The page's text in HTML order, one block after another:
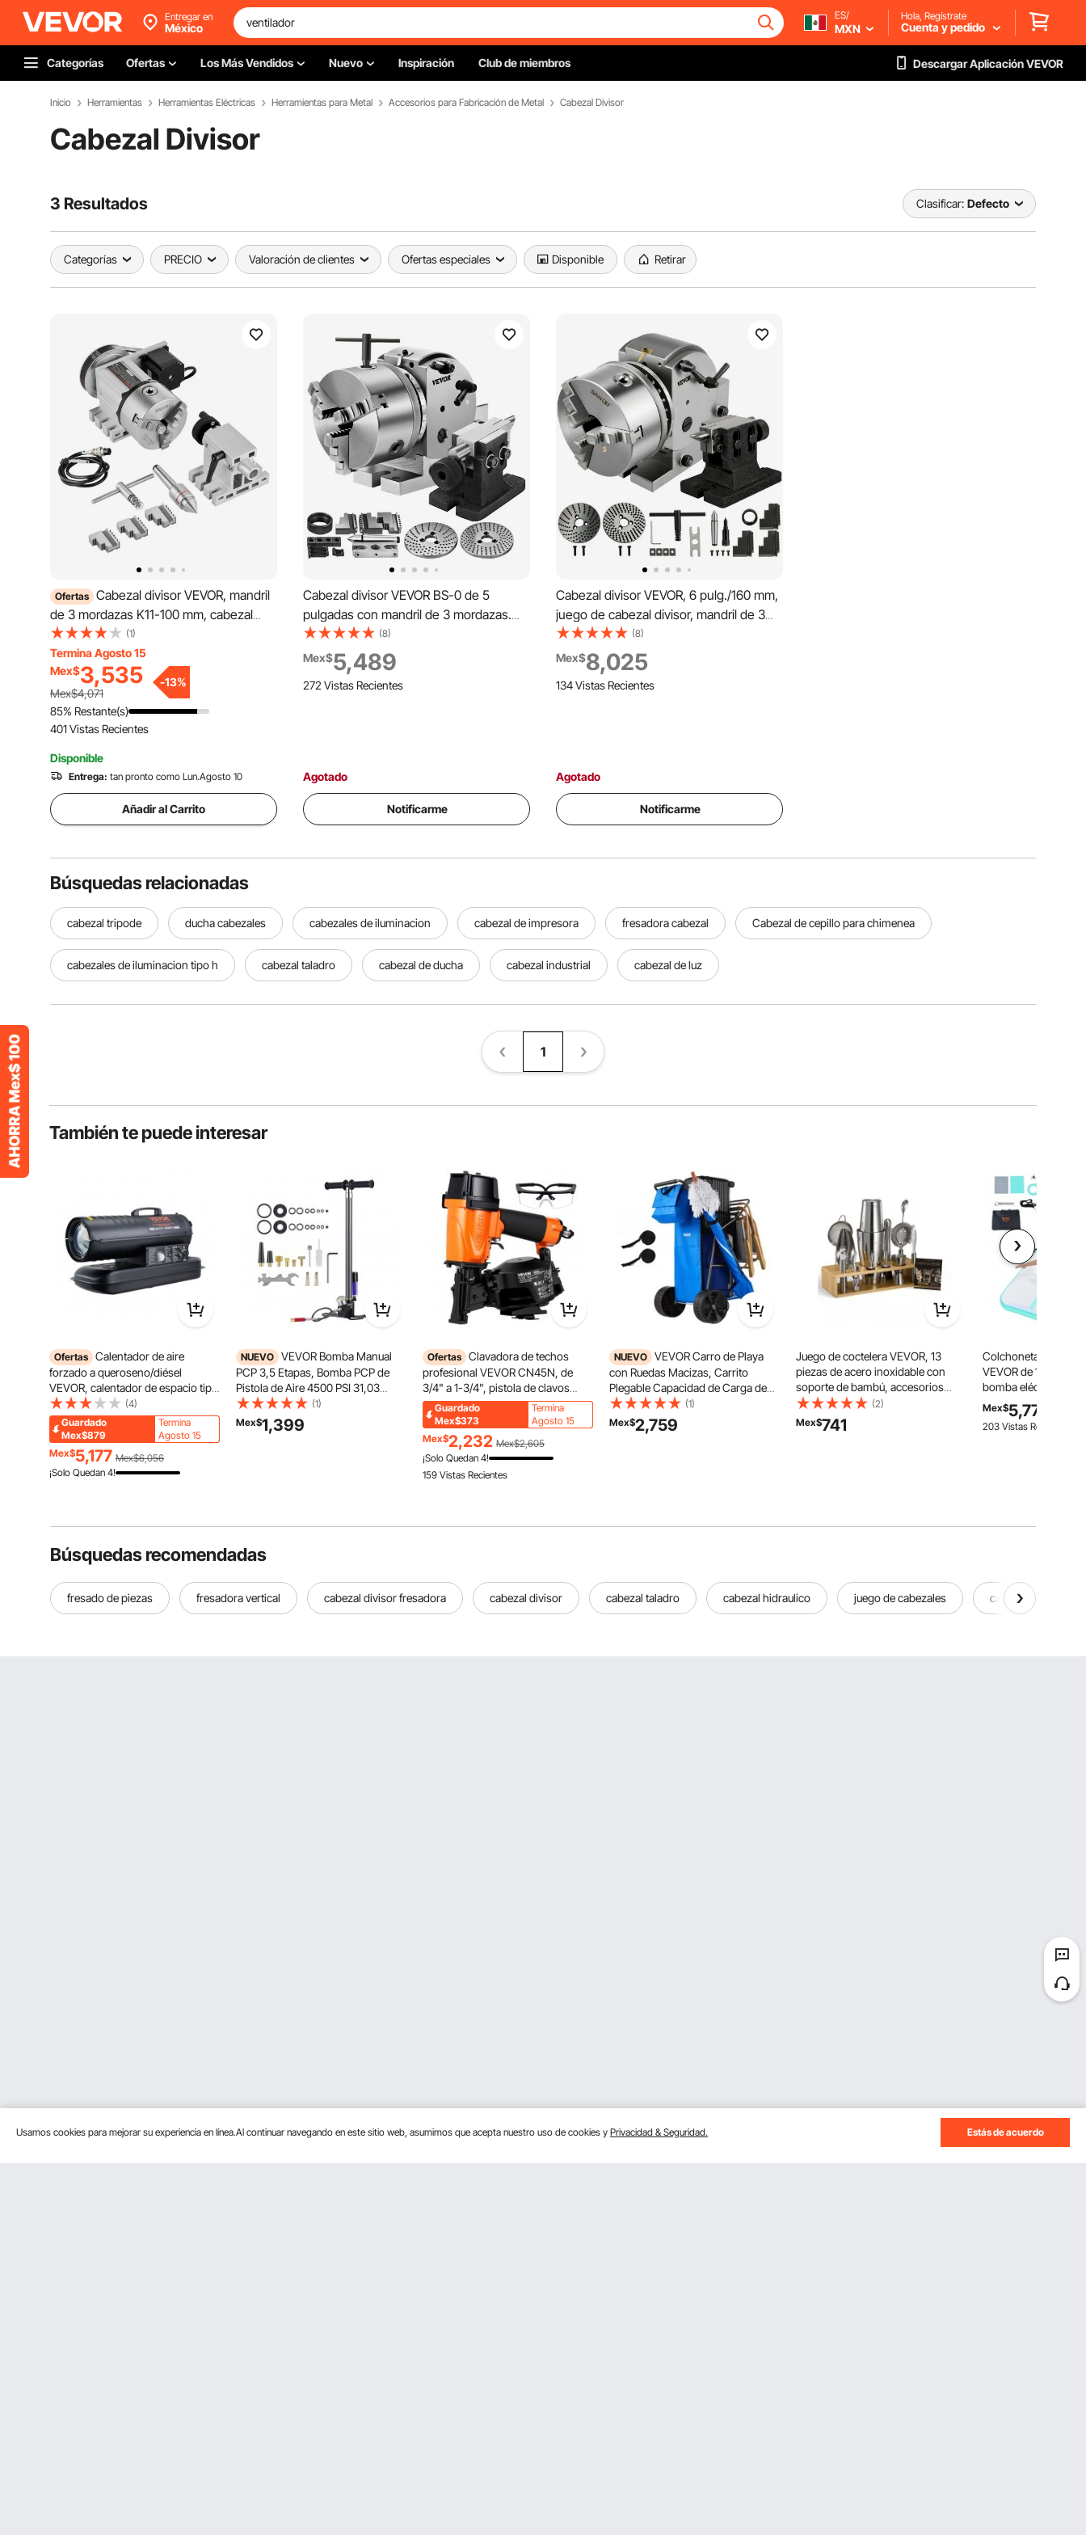
Entregar en
México
ES/
MXN
Hola, Regístrate
Cuenta y pedido
Categorías Ofertas Los Más Vendidos Nuevo Inspiración Club de miembros Descargar Aplicación VEVOR
Inicio Herramientas Herramientas Eléctricas Herramientas para Metal Accesorios para Fabricación de Metal Cabezal Divisor
Cabezal Divisor
3 Resultados Clasificar: Defecto
Categorías PRECIO Valoración de clientes Ofertas especiales Disponible Retirar
Ofertas Cabezal divisor VEVOR, mandril
de 3 mordazas K11-100 mm, cabezal
indexador de eje A para fresadora CNC,
eje rotacional, 4.º eje, altura central de
65 mm, contrapunto MT2, relación de
transmisión 6:1, universal para grabado.
(1)
Termina Agosto 15
Mex$3,535
Mex$4,071
-13%
85% Restante(s)
401 Vistas Recientes
Disponible
Entrega: tan pronto como Lun.Agosto 10
Añadir al Carrito
Cabezal divisor VEVOR BS-0 de 5
pulgadas con mandril de 3 mordazas.
Juego de cabezal divisor de precisión
semiuniversal para fresadora, mesa
giratoria y contrapunto (mandril de 5
pulgadas).
(8)
Mex$5,489
272 Vistas Recientes
Agotado
Notificarme
Cabezal divisor VEVOR, 6 pulg./160 mm,
juego de cabezal divisor, mandril de 3
mordazas, juego de fresado
semiuniversal con mandril de 6 pulg.,
contrapunto, placas divisorias, giro de 6-
1/2 pulg./168 mm, para fresadora,
(8)
Mex$8,025
134 Vistas Recientes
Agotado
Notificarme
Búsquedas relacionadas
cabezal tripode ducha cabezales cabezales de iluminacion cabezal de impresora fresadora cabezal Cabezal de cepillo para chimenea
cabezales de iluminacion tipo h cabezal taladro cabezal de ducha cabezal industrial cabezal de luz
1
También te puede interesar
Ofertas Calentador de aire
forzado a queroseno/diésel
VEVOR, calentador de espacio tipo
torpedo de 70000 Btu, portátil con
control de termostato, tanque de
19 l, calentador de queroseno
eficiente para interiores y
exteriores para el hogar, el lugar de
trabajo, la industria, los talleres,
(4)
Guardado
Mex$879
Termina
Agosto 15
Mex$5,177 Mex$6,056
¡Solo Quedan 4!
NUEVO VEVOR Bomba Manual
PCP 3,5 Etapas, Bomba PCP de
Pistola de Aire 4500 PSI 31,03
MPa, con Filtro de Aceite y
Humedad, Manómetro, Cuerpo de
Acero Inoxidable, para Inflado de
(1)
Mex$1,399
Ofertas Clavadora de techos
profesional VEVOR CN45N, de
3/4" a 1-3/4", pistola de clavos
neumática de 15 grados, clavado
ultrarrápido de 4 a 5 clavos/s,
clavadora neumática de bobina de
70 a 110 PSI para tejas asfálticas y
revestimiento de techos.
Guardado
Mex$373
Termina
Agosto 15
Mex$2,232 Mex$2,605
¡Solo Quedan 4!
159 Vistas Recientes
NUEVO VEVOR Carro de Playa
con Ruedas Macizas, Carrito
Plegable Capacidad de Carga de
75 kg, con Bolsa Térmica, Soporte
para Sombrilla, Marco de Acero,
para Camping, Pesca, Eventos
(1)
Mex$2,759
Juego de coctelera VEVOR, 13
piezas de acero inoxidable con
soporte de bambú, accesorios
para el kit de barman Boston |
Cuchara mezcladora, machacador,
medidor, colador, vertedor de licor,
(2)
Mex$741
Colchoneta inflable
VEVOR de 10 cm de
bomba eléctrica,
doméstico,
animación, playa,
m, color verde menta
Mex$5,779
203 Vistas Recientes
Búsquedas recomendadas
fresado de piezas fresadora vertical cabezal divisor fresadora cabezal divisor cabezal taladro cabezal hidraulico juego de cabezales cabezales de
Usamos cookies para mejorar su experiencia en línea.Al continuar navegando en este sitio web, asumimos que acepta nuestro uso de cookies y Privacidad & Seguridad. Estás de acuerdo